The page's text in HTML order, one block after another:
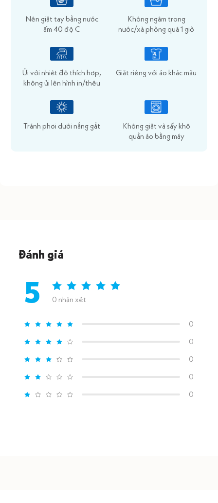
Nên giặt tay bằng nước
ấm 40 độ C
Không ngâm trong
nước/xà phòng quá 1 giờ
Ủi với nhiệt độ thích hợp,
không ủi lên hình in/thêu
Giặt riêng với áo khác màu
Tránh phơi dưới nắng gắt
Không giặt và sấy khô
quần áo bằng máy
Đánh giá
5 0 nhận xét
0
0
0
0
0